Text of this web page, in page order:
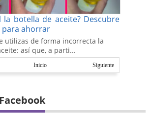
la botella de aceite? Descubre
para ahorrar
utilizas de forma incorrecta la
así que, a parti...
Siguiente
Inicio